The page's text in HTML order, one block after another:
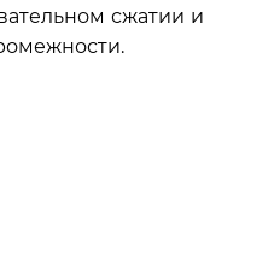
сжатии и